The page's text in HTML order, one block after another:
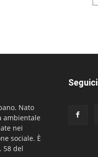
Nato
ambientale
nei
sociale. È
58 del
Seguici